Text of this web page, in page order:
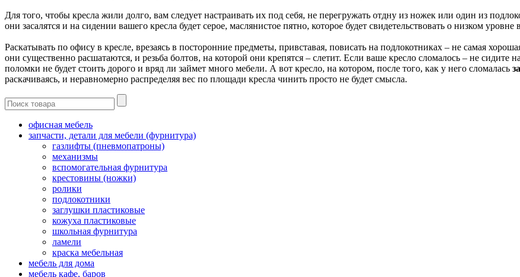
Для того, чтобы кресла жили долго, вам следует настраивать их под себя, не перегружать отдну из ножек или один из
они засалятся и на сидении вашего кресла будет серое, маслянистое пятно, которое будет свидетельствовать о низком уровне
Раскатывать по офису в кресле, врезаясь в посторонние предметы, привставая, повисать на подлокотниках – не самая
они существенно расшатаются, и резьба болтов, на которой они крепятся – слетит. Если ваше кресло сломалось – не сидите
поломки не будет стоить дорого и вряд ли займет много мебели. А вот кресло, на котором, после того, как у него сломалась
раскачиваясь, и неравномерно распределяя вес по площади кресла чинить просто не будет смысла.
офисная мебель
запчасти, детали для мебели (фурнитура)
газлифты (пневмопатроны)
механизмы
вспомогательная фурнитура
крестовины (ножки)
ролики
подлокотники
заглушки пластиковые
кожуха пластиковые
школьная фурнитура
ламели
краска мебельная
мебель для дома
мебель кафе, баров